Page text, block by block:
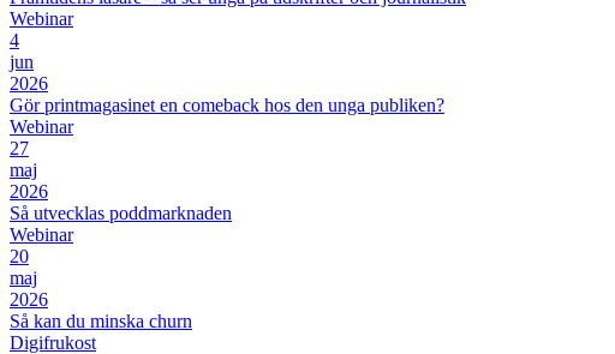
Webinar
4
jun
2026
Gör printmagasinet en comeback hos den unga publiken?
Webinar
27
maj
2026
Så utvecklas poddmarknaden
Webinar
20
maj
2026
Så kan du minska churn
Digifrukost